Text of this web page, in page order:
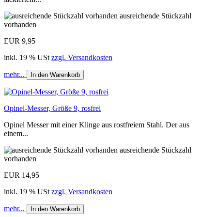
ausreichende Stückzahl
vorhanden
EUR 9,95
inkl. 19 % USt zzgl. Versandkosten
mehr... In den Warenkorb
Opinel-Messer, Größe 9, rosfrei
Opinel Messer mit einer Klinge aus rostfreiem Stahl. Der aus
einem...
ausreichende Stückzahl
vorhanden
EUR 14,95
inkl. 19 % USt zzgl. Versandkosten
mehr... In den Warenkorb